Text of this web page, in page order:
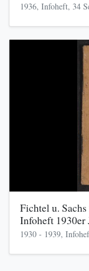
1936, Infoheft, 34
Fichtel u.
Infoheft 1930er
1930 - 1939,